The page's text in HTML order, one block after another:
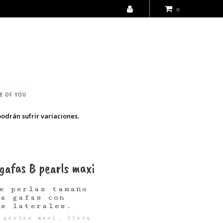
0
OF YOU
sufrir variaciones.
B pearls maxi
perlas tamaño
gafas con
laterales.
perlas maxi, lleva